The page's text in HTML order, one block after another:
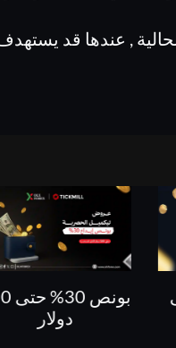
, عندها قد
كاش باك
كل صفقاتك